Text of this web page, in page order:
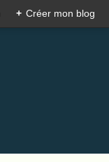
+ Créer mon blog